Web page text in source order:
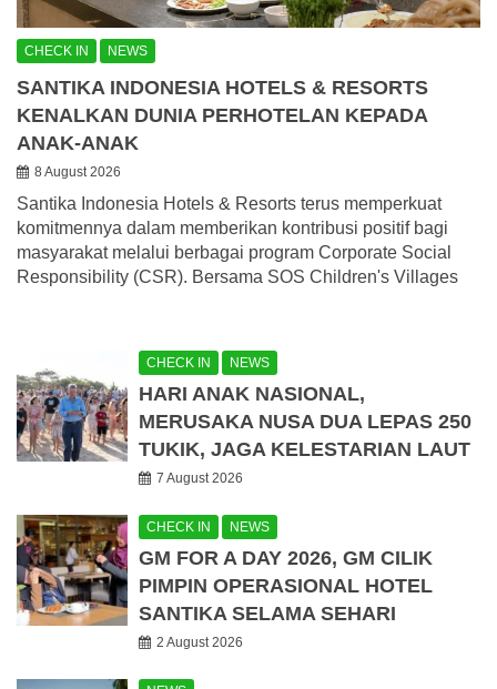
CHECK IN NEWS
SANTIKA INDONESIA HOTELS & RESORTS
KENALKAN DUNIA PERHOTELAN KEPADA
ANAK-ANAK
8 August 2026
Santika Indonesia Hotels & Resorts terus memperkuat
komitmennya dalam memberikan kontribusi positif bagi
masyarakat melalui berbagai program Corporate Social
Responsibility (CSR). Bersama SOS Children's Villages
CHECK IN NEWS
HARI ANAK NASIONAL,
MERUSAKA NUSA DUA LEPAS 250
TUKIK, JAGA KELESTARIAN LAUT
7 August 2026
CHECK IN NEWS
GM FOR A DAY 2026, GM CILIK
PIMPIN OPERASIONAL HOTEL
SANTIKA SELAMA SEHARI
2 August 2026